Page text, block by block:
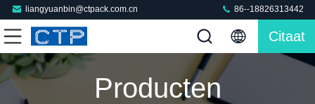
liangyuanbin@ctpack.com.cn 86--18826313442
Citaat
Producten